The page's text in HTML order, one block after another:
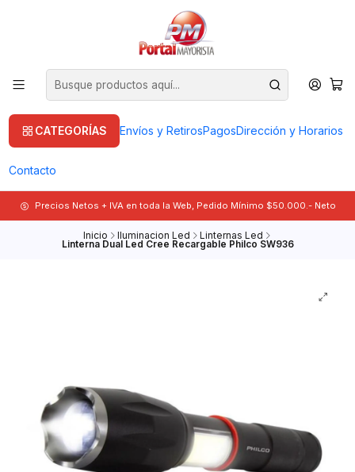
CATEGORÍAS Envíos y RetirosPagosDirección y Horarios
Contacto
Precios Netos + IVA en toda la Web, Pedido Mínimo $50.000.- Neto
Inicio Iluminacion Led Linternas Led
Linterna Dual Led Cree Recargable Philco SW936